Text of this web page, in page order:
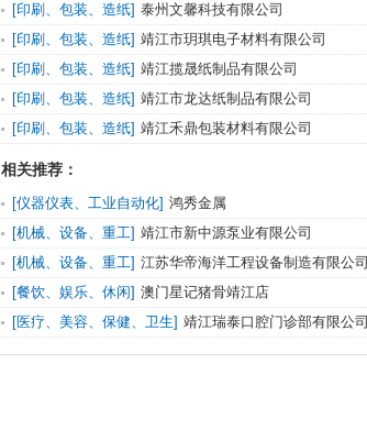
[印刷、包装、造纸] 泰州文馨科技有限公司
[印刷、包装、造纸] 靖江市玥琪电子材料有限公司
[印刷、包装、造纸] 靖江揽晟纸制品有限公司
[印刷、包装、造纸] 靖江市龙达纸制品有限公司
[印刷、包装、造纸] 靖江禾鼎包装材料有限公司
相关推荐：
[仪器仪表、工业自动化] 鸿秀金属
[机械、设备、重工] 靖江市新中源泵业有限公司
[机械、设备、重工] 江苏华帝海洋工程设备制造有限公司
[餐饮、娱乐、休闲] 澳门星记猪骨靖江店
[医疗、美容、保健、卫生] 靖江瑞泰口腔门诊部有限公司